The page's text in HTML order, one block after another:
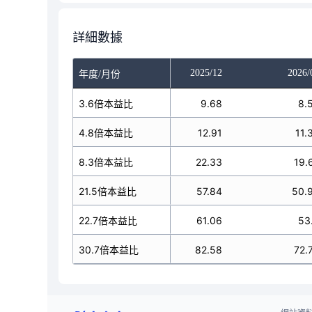
詳細數據
年度/月份
2025/11 2025/12 2026/
3.6倍本益比
4.8倍本益比
8.3倍本益比
21.5倍本益比
22.7倍本益比
30.7倍本益比
9.68 9.68
12.91 12.91
22.33 22.33
57.84 57.84
61.06 61.06
82.58 82.58